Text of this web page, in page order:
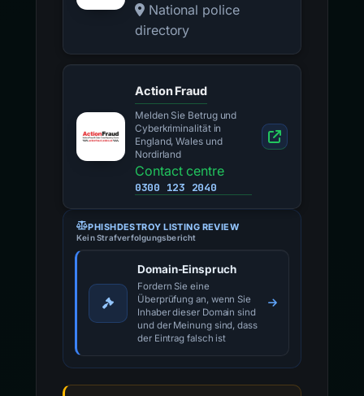
National police
directory
Action Fraud
Melden Sie Betrug und
Cyberkriminalität in
England, Wales und
Nordirland
Contact centre
0300 123 2040
PHISHDESTROY LISTING REVIEW
Kein Strafverfolgungsbericht
Domain-Einspruch
Fordern Sie eine
Überprüfung an, wenn Sie
Inhaber dieser Domain sind
und der Meinung sind, dass
der Eintrag falsch ist